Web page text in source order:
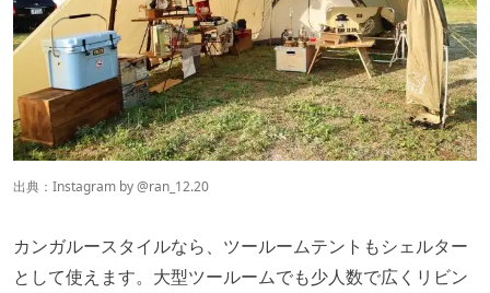
出典：Instagram by@ran_12.20
カンガルースタイルなら、ツールームテントもシェルター
として使えます。大型ツールームでも少人数で広くリビン